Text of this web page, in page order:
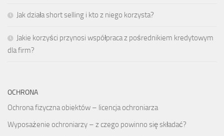
Jak działa short selling i kto z niego korzysta?
Jakie korzyści przynosi współpraca z pośrednikiem kredytowym
dla firm?
OCHRONA
Ochrona fizyczna obiektów – licencja ochroniarza
Wyposażenie ochroniarzy – z czego powinno się składać?